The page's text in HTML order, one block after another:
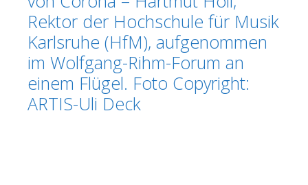
Rektor der Hochschule für Musik
Karlsruhe (HfM), aufgenommen
im Wolfgang-Rihm-Forum an
einem Flügel. Foto Copyright:
ARTIS-Uli Deck